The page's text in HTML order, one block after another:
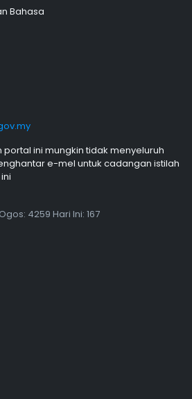
Bahasa
ini mungkin tidak menyeluruh
e-mel untuk cadangan istilah
Ogos: 4259 Hari Ini: 167